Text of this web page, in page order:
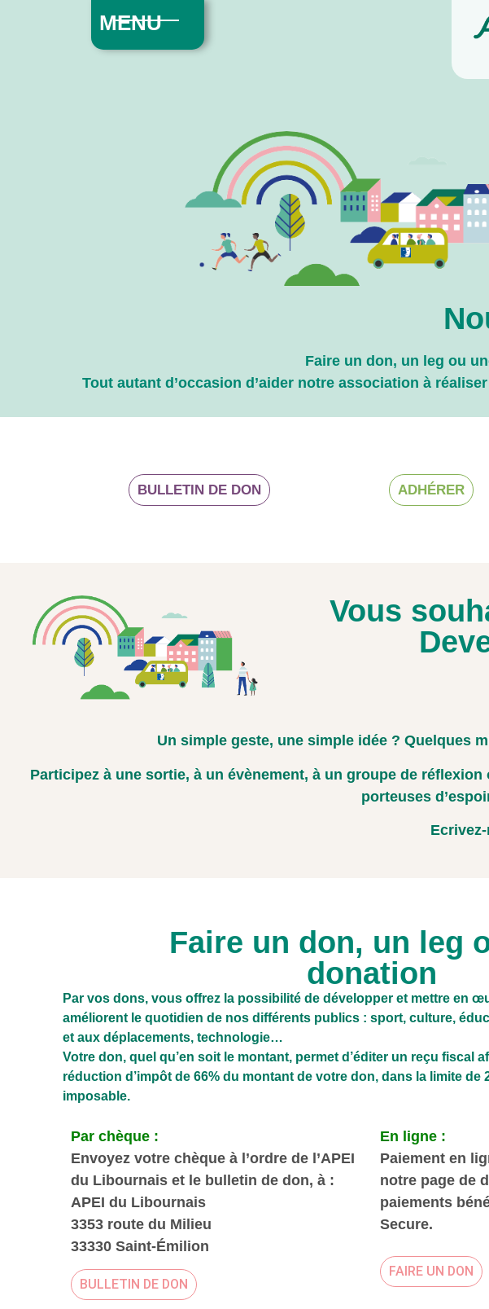
MENU
Faire un don, un leg ou
Tout autant d’occasion d’aider notre association à
BULLETIN DE DON ADHÉRER
Vous
Un simple geste, une simple idée ? Quelques
Participez à une sortie, à un évènement, à un groupe de
porteuses
Faire un don, un leg
donation
Par vos dons, vous offrez la possibilité de développer et mettre en
améliorent le quotidien de nos différents publics : sport, culture,
et aux déplacements, technologie…
Votre don, quel qu’en soit le montant, permet d’éditer un reçu fiscal
réduction d’impôt de 66% du montant de votre don, dans la limite de
imposable.
Par chèque :
Envoyez votre chèque à l’ordre de l’APEI
du Libournais et le bulletin de don, à :
APEI du Libournais
3353 route du Milieu
33330 Saint-Émilion
BULLETIN DE DON
En ligne :
Paiement en
notre page de
paiements
Secure.
FAIRE UN DON